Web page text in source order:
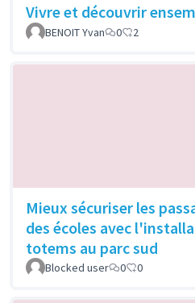
Vivre et découvrir
BENOIT Yvan
0 2
Mieux sécuriser les
des écoles avec
totems au parc sud
Blocked user 0 0